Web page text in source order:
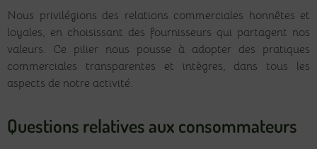
Nous privilégions des relations commerciales honnêtes et
loyales, en choisissant des fournisseurs qui partagent nos
valeurs. Ce pilier nous pousse à adopter des pratiques
commerciales transparentes et intègres, dans tous les
aspects de notre activité.
Questions relatives aux consommateurs